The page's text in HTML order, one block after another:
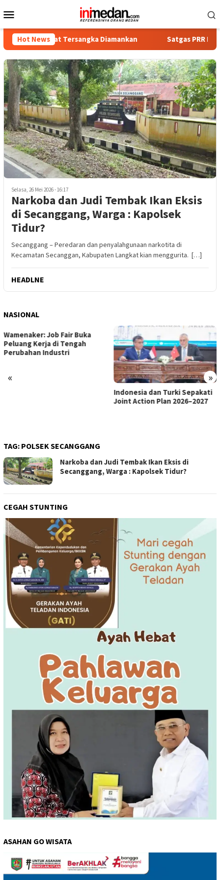
ke
Mobile
Hot News
Tersangka Diamankan Satgas PRR Pacu
Selasa, 26 Mei 2026 - 16:17
Narkoba dan Judi Tembak Ikan Eksis
di Secanggang, Warga : Kapolsek
Tidur?
Secanggang – Peredaran dan penyalahgunaan narkotita di
Kecamatan Secanggan, Kabupaten Langkat kian menggurita. […]
HEADLNE
NASIONAL
« »
Satgas PRR Pacu Realisasi
Tambahan TKD Aceh Rp1,65
TAG: POLSEK SECANGGANG
Narkoba dan Judi Tembak Ikan Eksis di
Secanggang, Warga : Kapolsek Tidur?
CEGAH STUNTING
ASAHAN GO WISATA
Pemutar
Video